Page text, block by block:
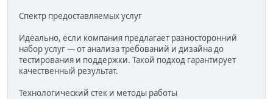
Спектр предоставляемых услуг
Идеально, если компания предлагает разносторонний
набор услуг — от анализа требований и дизайна до
тестирования и поддержки. Такой подход гарантирует
качественный результат.
Технологический стек и методы работы